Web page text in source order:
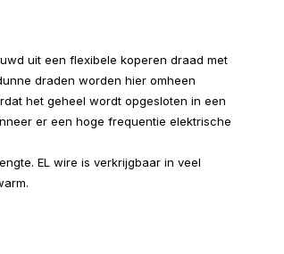
uit een flexibele koperen draad met
draden worden hier omheen
het geheel wordt opgesloten in een
er een hoge frequentie elektrische
EL wire is verkrijgbaar in veel